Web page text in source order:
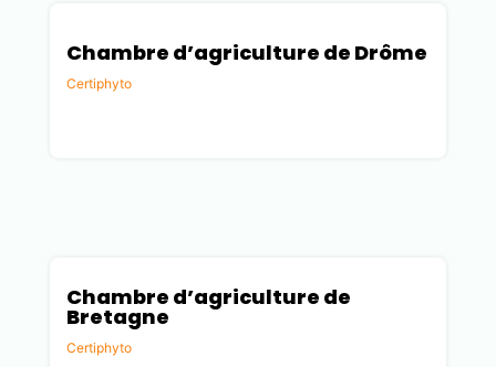
Chambre d’agriculture de Drôme
Certiphyto
Chambre d’agriculture de
Bretagne
Certiphyto